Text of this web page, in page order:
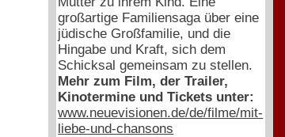
großartige Familiensaga über eine
jüdische Großfamilie, und die
Hingabe und Kraft, sich dem
Schicksal gemeinsam zu stellen.
Mehr zum Film, der Trailer,
Kinotermine und Tickets unter:
www.neuevisionen.de/de/filme/mit-
liebe-und-chansons